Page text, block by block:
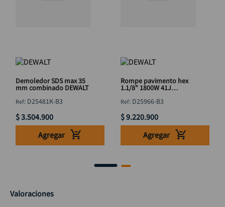
Demoledor SDS max 35
mm combinado DEWALT
: D25481K-B3
$3.504.900
Agregar
Rompe pavimento hex
1.1/8" 1800W 41J
: D25966-B3
$9.220.900
Agregar
Valoraciones